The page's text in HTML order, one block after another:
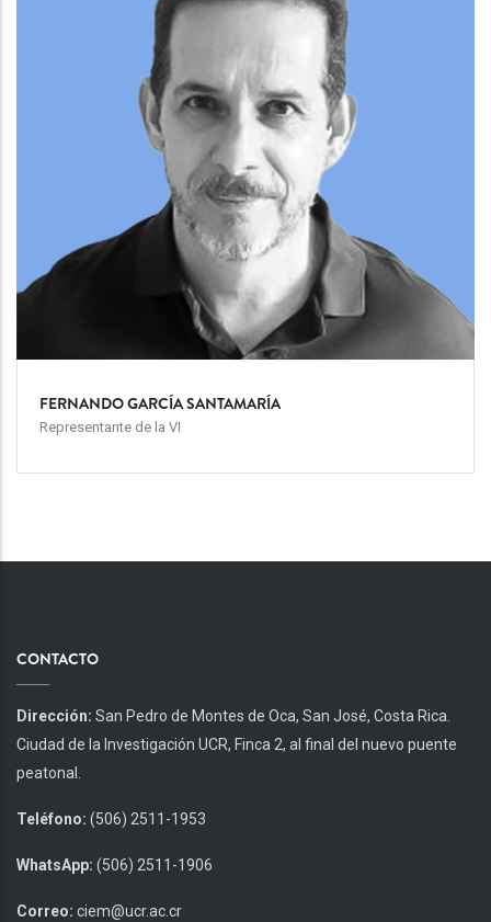
FERNANDO GARCÍA SANTAMARÍA
Representante de la VI
CONTACTO
Dirección: San Pedro de Montes de Oca, San José, Costa Rica.
Ciudad de la Investigación UCR, Finca 2, al final del nuevo puente
peatonal.
Teléfono: (506) 2511-1953
WhatsApp: (506) 2511-1906
Correo: ciem@ucr.ac.cr